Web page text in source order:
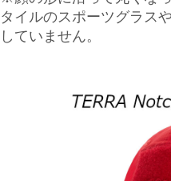
タイルのスポーツグラス
していません。